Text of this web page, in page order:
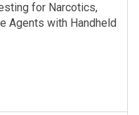
for Narcotics,
Agents with Handheld